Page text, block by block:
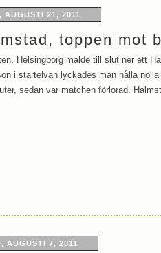
AUGUSTI 21, 2011
toppen mot
Helsingborg malde till slut ner ett
i startelvan lyckades man hålla
sedan var matchen förlorad.
AUGUSTI 7, 2011